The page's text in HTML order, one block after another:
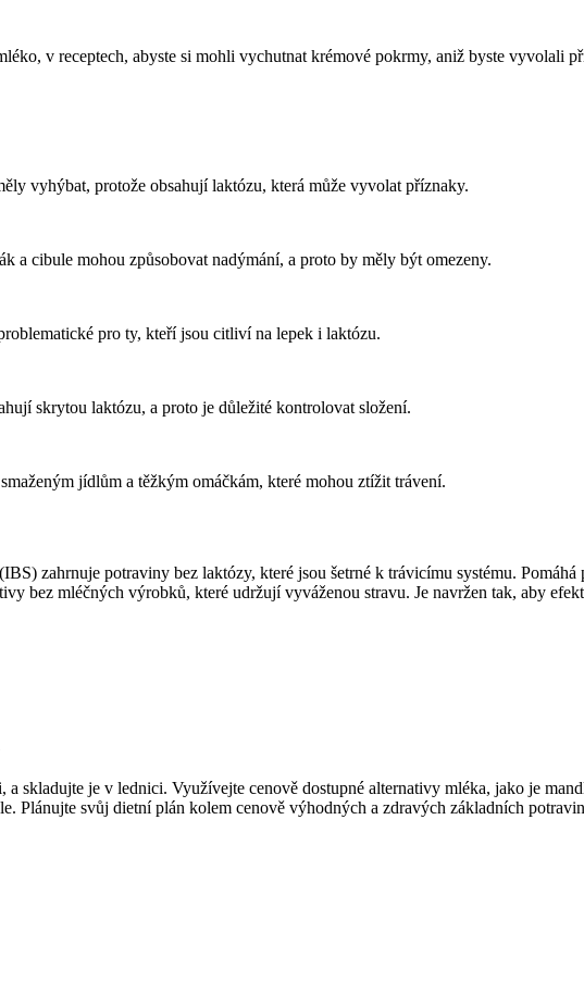
v receptech, abyste si mohli vychutnat krémové pokrmy, aniž byste vyvolali
vyhýbat, protože obsahují laktózu, která může vyvolat příznaky.
a cibule mohou způsobovat nadýmání, a proto by měly být omezeny.
pro ty, kteří jsou citliví na lepek i laktózu.
skrytou laktózu, a proto je důležité kontrolovat složení.
jídlům a těžkým omáčkám, které mohou ztížit trávení.
zahrnuje potraviny bez laktózy, které jsou šetrné k trávicímu systému.
bez mléčných výrobků, které udržují vyváženou stravu. Je navržen tak, aby
skladujte je v lednici. Využívejte cenově dostupné alternativy mléka, jako je
Plánujte svůj dietní plán kolem cenově výhodných a zdravých základních